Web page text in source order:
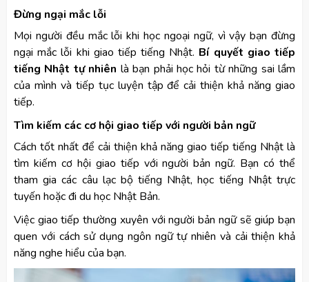
Đừng ngại mắc lỗi
Mọi người đều mắc lỗi khi học ngoại ngữ, vì vậy bạn đừng
ngại mắc lỗi khi giao tiếp tiếng Nhật. Bí quyết giao tiếp
tiếng Nhật tự nhiên là bạn phải học hỏi từ những sai lầm
của mình và tiếp tục luyện tập để cải thiện khả năng giao
tiếp.
Tìm kiếm các cơ hội giao tiếp với người bản ngữ
Cách tốt nhất để cải thiện khả năng giao tiếp tiếng Nhật là
tìm kiếm cơ hội giao tiếp với người bản ngữ. Bạn có thể
tham gia các câu lạc bộ tiếng Nhật, học tiếng Nhật trực
tuyến hoặc đi du học Nhật Bản.
Việc giao tiếp thường xuyên với người bản ngữ sẽ giúp bạn
quen với cách sử dụng ngôn ngữ tự nhiên và cải thiện khả
năng nghe hiểu của bạn.